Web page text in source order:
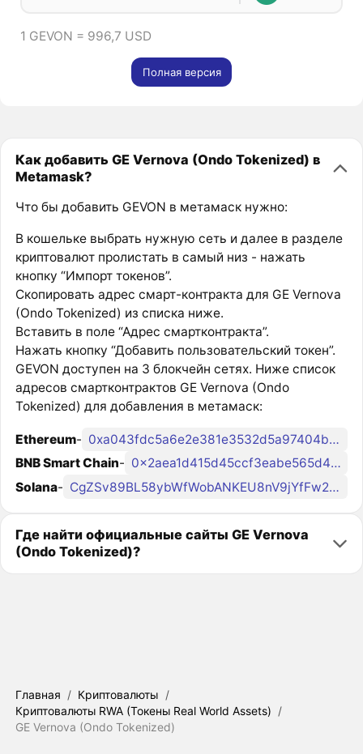
1 GEVON = 996,7 USD
Полная версия
Как добавить GE Vernova (Ondo Tokenized) в
Metamask?
Что бы добавить GEVON в метамаск нужно:
В кошельке выбрать нужную сеть и далее в разделе
криптовалют пролистать в самый низ - нажать
кнопку “Импорт токенов”.
Скопировать адрес смарт-контракта для GE Vernova
(Ondo Tokenized) из списка ниже.
Вставить в поле “Адрес смартконтракта”.
Нажать кнопку “Добавить пользовательский токен”.
GEVON доступен на 3 блокчейн сетях. Ниже список
адресов смартконтрактов GE Vernova (Ondo
Tokenized) для добавления в метамаск:
Ethereum-
0xa043fdc5a6e2e381e3532d5a97404b82fb7a0af8
BNB Smart Chain-
0x2aea1d415d45ccf3eabe565d45dcaf4ea2035b9c
Solana- CgZSv89BL58ybWfWobANKEU8nV9jYfFw23G2DZEondo
Где найти официальные сайты GE Vernova
(Ondo Tokenized)?
Главная / Криптовалюты /
Криптовалюты RWA (Токены Real World Assets) /
GE Vernova (Ondo Tokenized)